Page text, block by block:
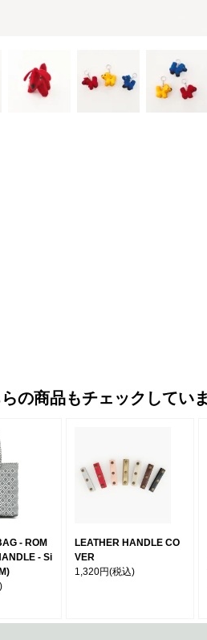
の商品もチェックしてい
- ROM
- Si
LEATHER HANDLE CO
VER
1,320円(税込)